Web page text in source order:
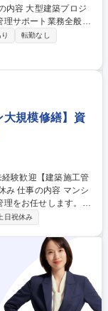
理サポート業務全般を
得いただき、ゆくゆ
よび記録 ■PCを用い
打ち合わせ同席 ■資
転勤なし
大規模修繕】資
ンシ
理をお任せします。建
指示出し、進捗管理
者への作業依頼、工
計画通りに施工され
者様、協力業者との
現場写真の整理、日報
土日祝休み
日祝休み